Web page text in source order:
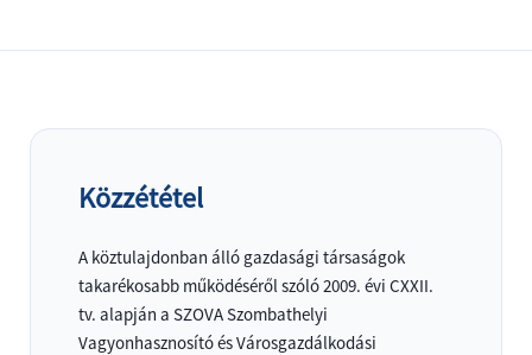
Közzététel
A köztulajdonban álló gazdasági társaságok
takarékosabb működéséről szóló 2009. évi CXXII.
tv. alapján a SZOVA Szombathelyi
Vagyonhasznosító és Városgazdálkodási